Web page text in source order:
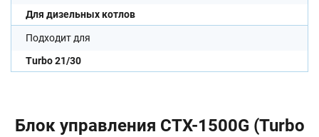
Для дизельных котлов
Подходит для
Turbo 21/30
Блок управления CTX-1500G (Turbo